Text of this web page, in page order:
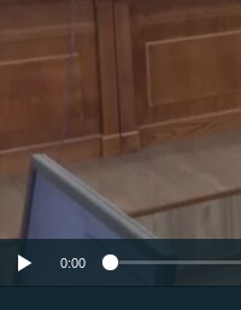
0:00